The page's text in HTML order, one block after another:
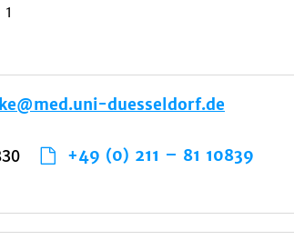
duesseldorf.de
+49 (0) 211 – 81 10839